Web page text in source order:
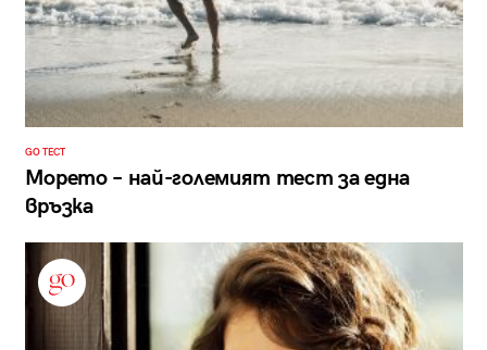
GO ТЕСТ
Морето – най-големият тест за една
връзка